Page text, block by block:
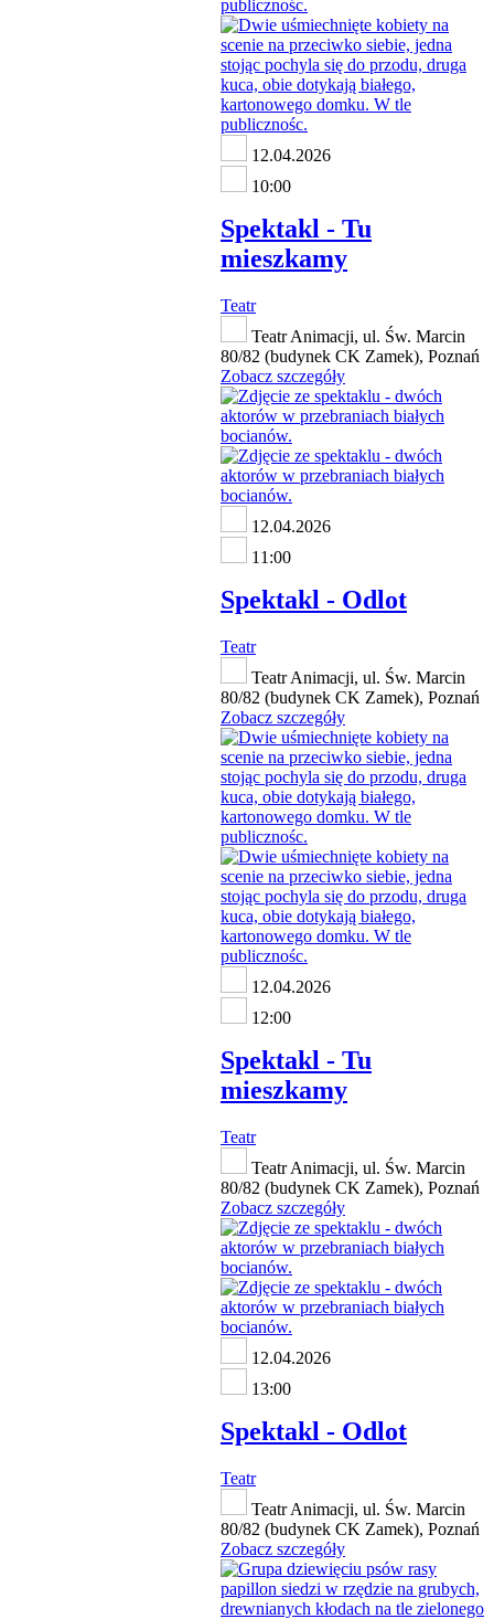
12.04.2026
10:00
Spektakl - Tu
mieszkamy
Teatr
Teatr Animacji, ul. Św. Marcin
80/82 (budynek CK Zamek), Poznań
Zobacz szczegóły
12.04.2026
11:00
Spektakl - Odlot
Teatr
Teatr Animacji, ul. Św. Marcin
80/82 (budynek CK Zamek), Poznań
Zobacz szczegóły
12.04.2026
12:00
Spektakl - Tu
mieszkamy
Teatr
Teatr Animacji, ul. Św. Marcin
80/82 (budynek CK Zamek), Poznań
Zobacz szczegóły
12.04.2026
13:00
Spektakl - Odlot
Teatr
Teatr Animacji, ul. Św. Marcin
80/82 (budynek CK Zamek), Poznań
Zobacz szczegóły